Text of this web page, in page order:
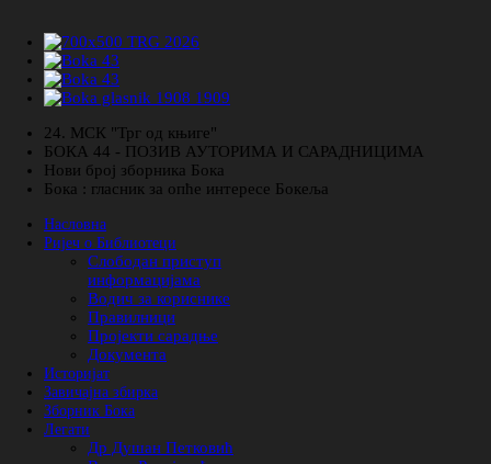
24. МСК "Трг од књиге"
БОКА 44 - ПОЗИВ АУТОРИМА И САРАДНИЦИМА
Нови број зборника Бока
Бока : гласник за опће интересе Бокеља
Насловна
Ријеч о Библиотеци
Слободан приступ
информацијама
Водич за кориснике
Правилници
Пројекти сарадње
Документа
Историјат
Завичајна збирка
Зборник Бока
Легати
Др Душан Петковић